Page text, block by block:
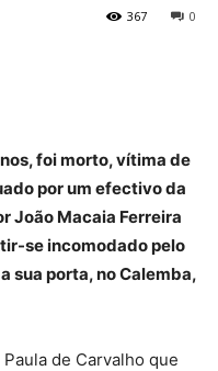
0
367
foi morto, vítima de
por um efectivo da
João Macaia Ferreira
se incomodado pelo
sua porta, no Calemba,
de Carvalho que